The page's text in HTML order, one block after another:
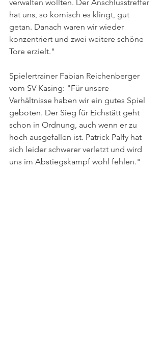
verwalten wollten. Der Anschlusstreffer
hat uns, so komisch es klingt, gut
getan. Danach waren wir wieder
konzentriert und zwei weitere schöne
Tore erzielt."
Spielertrainer Fabian Reichenberger
vom SV Kasing: "Für unsere
Verhältnisse haben wir ein gutes Spiel
geboten. Der Sieg für Eichstätt geht
schon in Ordnung, auch wenn er zu
hoch ausgefallen ist. Patrick Palfy hat
sich leider schwerer verletzt und wird
uns im Abstiegskampf wohl fehlen."